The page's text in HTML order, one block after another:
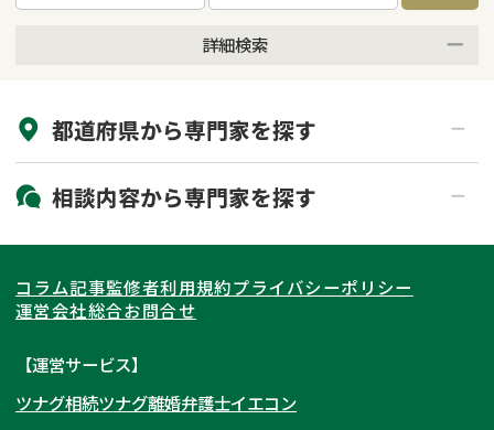
詳細検索
初回相談無料
土日祝の相談可能
都道府県から専門家を探す
北海道・東北
北海道 青森県
岩手県 宮城県
秋田県
福島県
関東
東京都 神奈川県
埼玉県
茨城県 群馬県
東海
愛知県
岐阜県 山梨県
関西
大阪府 京都府
北陸・甲信越
相談内容から専門家を探す
相続登記
遺産分割
相続手続き
家族信託
成年後見・任意後見
コラム記事監修者利用規約プライバシーポリシー
運営会社総合お問合せ
【運営サービス】
ツナグ相続ツナグ離婚弁護士イエコン